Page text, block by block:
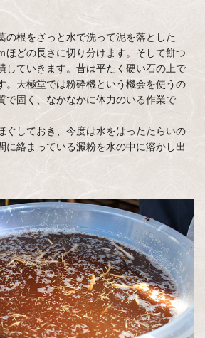
の根をざっと水で洗って泥を落とした
ほどの長さに切り分けます。そして餅つ
していきます。昔は平たく硬い石の上で
。天極堂では粉砕機という機会を使うの
で固く、なかなかに体力のいる作業で
ぐしておき、今度は水をはったたらいの
に絡まっている澱粉を水の中に溶かし出